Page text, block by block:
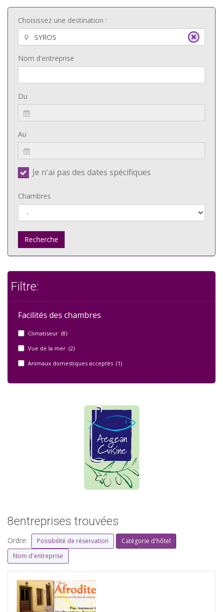
Choisissez une destination :
Nom d'entreprise
Du
Au
Je n'ai pas des dates spécifiques
Chambres
Recherche
Filtre:
Facilités des chambres
Climatiseur (8)
Vue de la mer (2)
Animaux domestiques acceptés (1)
8entreprises trouvées
Ordre: Possibilité de réservation
Catégorie d'hôtel
Nom d'entreprise